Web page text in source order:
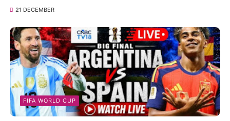
21 DECEMBER
FIFA WORLD CUP